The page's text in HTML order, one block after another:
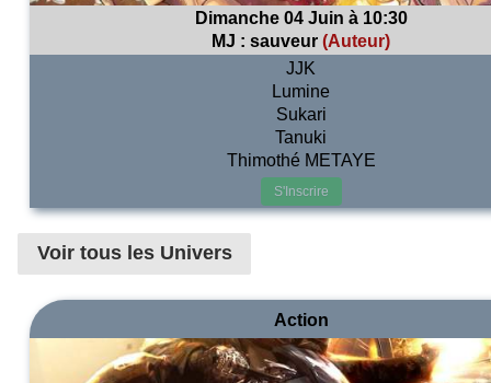
Dimanche 04 Juin à 10:30
MJ :sauveur (Auteur)
JJK
Lumine
Sukari
Tanuki
Thimothé METAYE
S'Inscrire
Voir tous les Univers
Action